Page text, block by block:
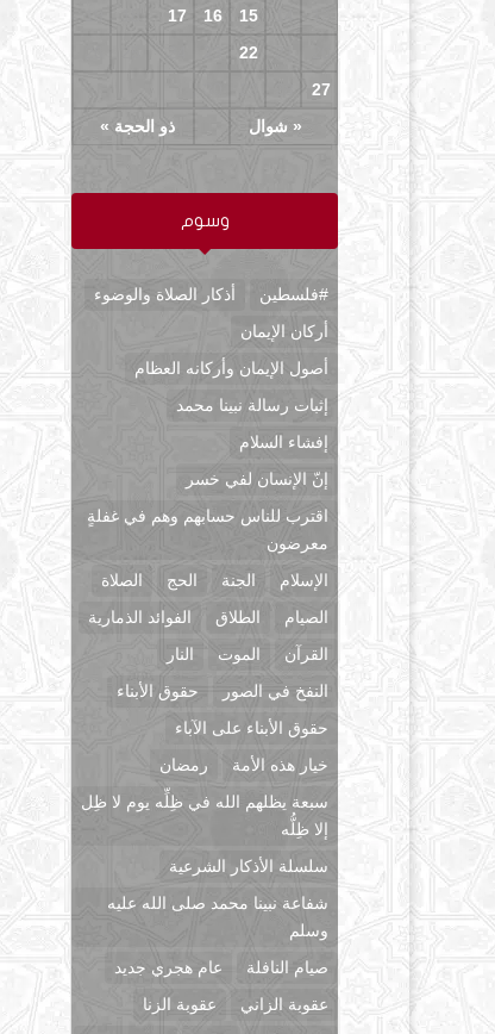
« شوال ذو الحجة »
15
16
17
22
27
وسوم
#فلسطين
أذكار الصلاة والوضوء
أركان الإيمان
أصول الإيمان وأركانه العظام
إثبات رسالة نبينا محمد
إفشاء السلام
إنّ الإنسان لفي خسر
اقترب للناس حسابهم وهم في غفلةٍ
معرضون
الإسلام
الجنة الحج
الصلاة
الصيام
الطلاق
الفوائد الذمارية
القرآن
الموت
النار
النفخ في الصور
حقوق الأبناء
حقوق الأبناء على الآباء
خيار هذه الأمة
رمضان
سبعة يظلهم الله في ظِلِّه يوم لا ظِل
إلا ظِلُّه
سلسلة الأذكار الشرعية
شفاعة نبينا محمد صلى الله عليه
وسلم
صيام النافلة
عام هجري جديد
عقوبة الزاني
عقوبة الزنا